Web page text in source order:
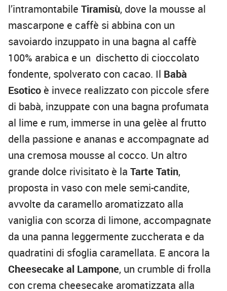
l’intramontabile Tiramisù, dove la mousse al
mascarpone e caffè si abbina con un
savoiardo inzuppato in una bagna al caffè
100% arabica e un dischetto di cioccolato
fondente, spolverato con cacao. Il Babà
Esotico è invece realizzato con piccole sfere
di babà, inzuppate con una bagna profumata
al lime e rum, immerse in una gelèe al frutto
della passione e ananas e accompagnate ad
una cremosa mousse al cocco. Un altro
grande dolce rivisitato è la Tarte Tatin,
proposta in vaso con mele semi-candite,
avvolte da caramello aromatizzato alla
vaniglia con scorza di limone, accompagnate
da una panna leggermente zuccherata e da
quadratini di sfoglia caramellata. E ancora la
Cheesecake al Lampone, un crumble di frolla
con crema cheesecake aromatizzata alla